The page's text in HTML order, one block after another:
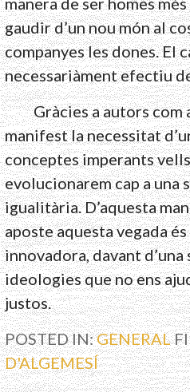
gaudir d’un nou món al
companyes les dones. El
necessariàment efectiu
Gràcies a autors com
manifest la necessitat
conceptes imperants
evolucionarem cap a una
igualitària. D’aquesta
aposte aquesta vegada
innovadora, davant
ideologies que no ens
justos.
POSTED IN:GENERAL
D'ALGEMESÍ